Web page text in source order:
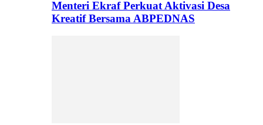
Menteri Ekraf Perkuat Aktivasi Desa
Kreatif Bersama ABPEDNAS